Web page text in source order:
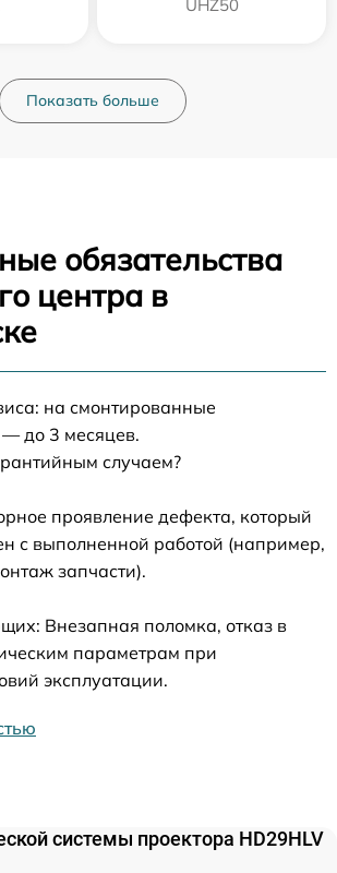
UHZ50
Показать больше
обязательства
центра в
на смонтированные
до 3 месяцев.
случаем?
проявление дефекта, который
с выполненной работой (например,
запчасти).
Внезапная поломка, отказ в
параметрам при
эксплуатации.
системы проектора HD29HLV